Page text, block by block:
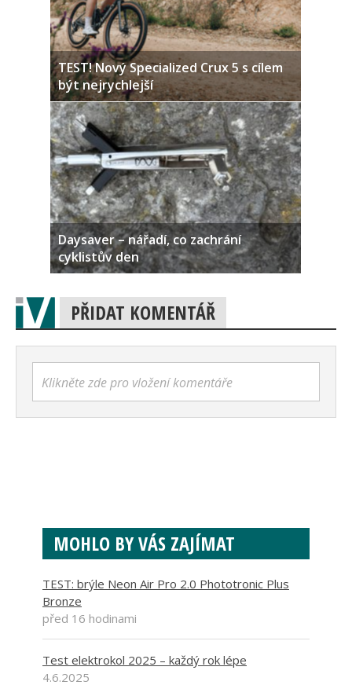
TEST! Nový Specialized Crux 5 s cílem
být nejrychlejší
Daysaver – nářadí, co zachrání
cyklistův den
PŘIDAT KOMENTÁŘ
Klikněte zde pro vložení komentáře
MOHLO BY VÁS ZAJÍMAT
TEST: brýle Neon Air Pro 2.0 Phototronic Plus
Bronze
před 16 hodinami
Test elektrokol 2025 – každý rok lépe
4.6.2025